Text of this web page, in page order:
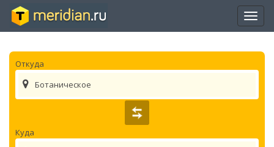
Откуда
Ботаническое
Куда